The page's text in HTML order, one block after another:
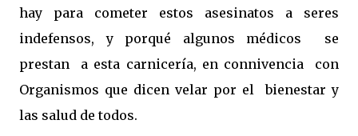
hay para cometer estos asesinatos a seres
indefensos, y porqué algunos médicos se
prestan a esta carnicería, en connivencia con
Organismos que dicen velar por el bienestar y
las salud de todos.